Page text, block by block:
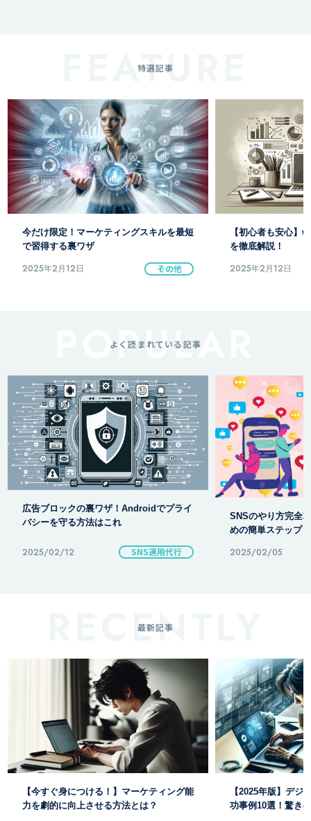
特選記事
【初心者も安心】webマーケティング用語
を徹底解説！
2025年2月12日 その他
リードマーケティ
得のための基本戦
2025年2月12日
よく読まれている記事
SNSのやり方完全攻略！今すぐ始めるた
めの簡単ステップ
2025/02/05 SNS
【ニコニ広告】徹
と裏ワザ公開
2025/02/12
最新記事
【2025年版】デジタルマーケティング成
功事例10選！驚きの結果とは？
ブログで始める！
の効果的な戦略と